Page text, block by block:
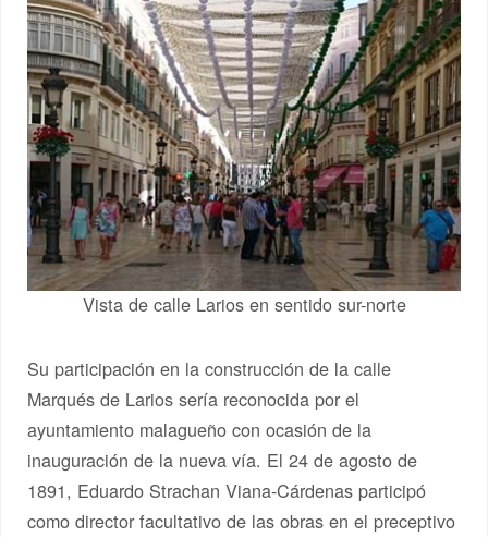
Vista de calle Larios en sentido sur-norte
Su participación en la construcción de la calle
Marqués de Larios sería reconocida por el
ayuntamiento malagueño con ocasión de la
inauguración de la nueva vía. El 24 de agosto de
1891, Eduardo Strachan Viana-Cárdenas participó
como director facultativo de las obras en el preceptivo